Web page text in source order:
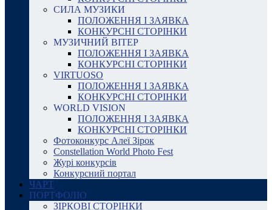
СИЛА МУЗИКИ
ПОЛОЖЕННЯ І ЗАЯВКА
КОНКУРСНІ СТОРІНКИ
МУЗИЧНИЙ ВІТЕР
ПОЛОЖЕННЯ І ЗАЯВКА
КОНКУРСНІ СТОРІНКИ
VIRTUOSO
ПОЛОЖЕННЯ І ЗАЯВКА
КОНКУРСНІ СТОРІНКИ
WORLD VISION
ПОЛОЖЕННЯ І ЗАЯВКА
КОНКУРСНІ СТОРІНКИ
Фотоконкурс Алеї Зірок
Constellation World Photo Fest
Журі конкурсів
Конкурсний портал
ЧАРТ
ПОРТФОЛІО
ЗІРКОВІ СТОРІНКИ